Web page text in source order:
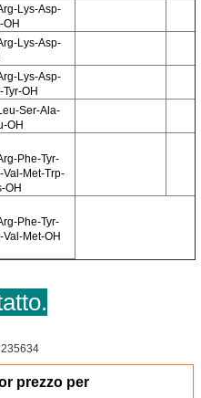
Lys-Asp-
OH
Lys-Asp-
Lys-Asp-
Tyr-OH
Ser-Ala-
OH
Phe-Tyr-
Val-Met-Trp-
OH
Phe-Tyr-
Val-Met-OH
prezzo per